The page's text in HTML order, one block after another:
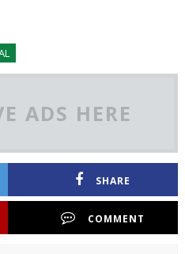
ADS HERE
SHARE
COMMENT